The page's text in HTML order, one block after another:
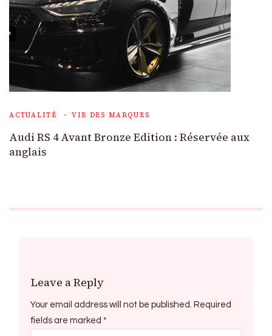
ACTUALITÉ VIE DES MARQUES
Audi RS 4 Avant Bronze Edition : Réservée aux
anglais
Leave a Reply
Your email address will not be published. Required
fields are marked *